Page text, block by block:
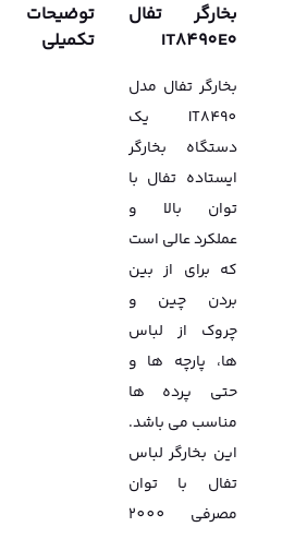
بخارگر تفال
IT8490E0
بخارگر تفال مدل
IT8490 یک
دستگاه بخارگر
ایستاده تفال با
توان بالا و
عملکرد عالی است
که برای از بین
بردن چین و
چروک از لباس
ها، پارچه ها و
حتی پرده ها
مناسب می باشد.
این بخارگر لباس
تفال با توان
مصرفی 2000
توضیحات
تکمیلی